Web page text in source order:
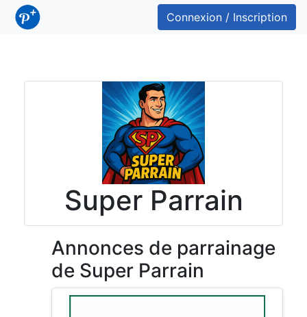
Connexion / Inscription
Super Parrain
Annonces de parrainage
de Super Parrain